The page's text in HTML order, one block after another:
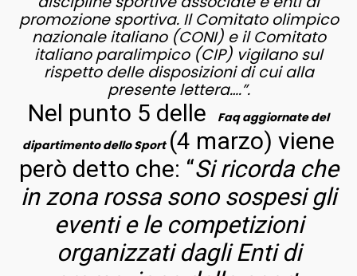
promozione sportiva. Il Comitato olimpico
nazionale italiano (CONI) e il Comitato
italiano paralimpico (CIP) vigilano sul
rispetto delle disposizioni di cui alla
presente lettera….”.
Nel punto 5 delle
Faq aggiornate del
dipartimento dello Sport (4 marzo) viene
però detto che: “Si ricorda che
in zona rossa sono sospesi gli
eventi e le competizioni
organizzati dagli Enti di